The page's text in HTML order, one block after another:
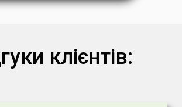
клієнтів: